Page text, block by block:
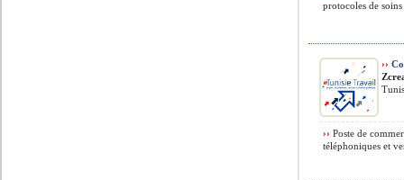
protocoles de
››
›› Poste de
téléphoniques et